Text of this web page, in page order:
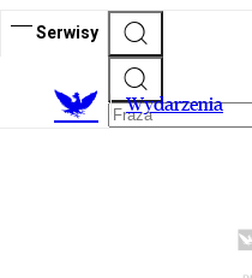
Serwisy
Wydarzenia